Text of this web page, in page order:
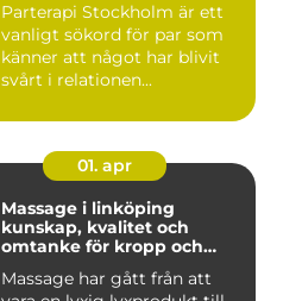
Parterapi Stockholm är ett
vanligt sökord för par som
känner att något har blivit
svårt i relationen...
01. apr
Massage i linköping
kunskap, kvalitet och
omtanke för kropp och
Massage har gått från att